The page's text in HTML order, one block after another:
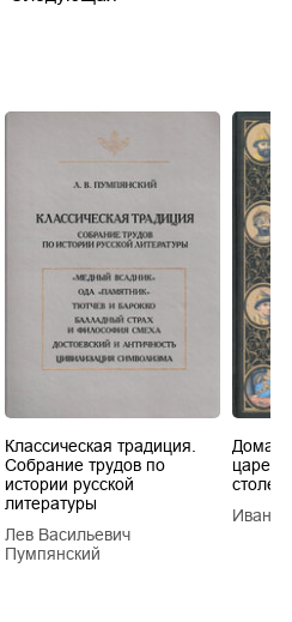
Классическая традиция.
Собрание трудов по
истории русской
литературы
Лев Васильевич
Пумпянский
царей
Иван